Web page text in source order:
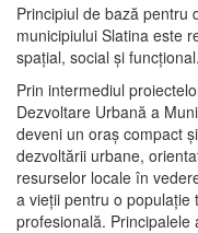
Principiul de bază pentru
municipiului Slatina este
spaţial, social şi funcţional.
Prin intermediul
Dezvoltare Urbană a
deveni un oraş compact
dezvoltării urbane,
resurselor locale în
a vieţii pentru o
profesională.